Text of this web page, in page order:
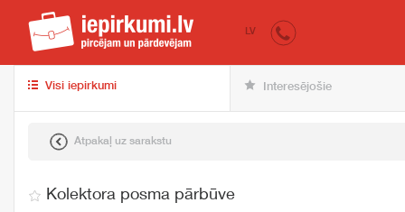
iepirkumi.lv
LV
Visi iepirkumi Interesējošie
Atpakaļ uz sarakstu
Kolektora posma pārbūve